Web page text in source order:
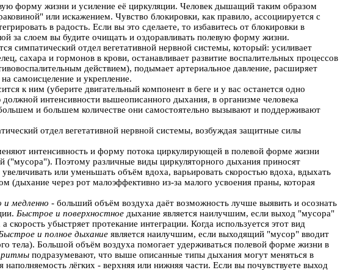
форму жизни и усиление её циркуляции. Человек дышащий таким образом
или искажением. Чувство блокировки, как правило, ассоциируется с
в радость. Если вы это сделаете, то избавитесь от блокировки в
за слоем вы будите очищать и оздоравливать полевую форму жизни.
симпатический отдел вегетативной нервной системы, который: усиливает
сахара и гормонов в крови, останавливает развитие воспалительных процессов
действием), подымает артериальное давление, расширяет
самоисцеление и укрепление.
к ним (уберите двигательный компонент в беге и у вас останется одно
интенсивности вышеописанного дыхания, в организме человека
и большем количестве они самостоятельно вызывают и поддерживают
отдел вегетативной нервной системы, возбуждая защитные силы
интенсивность и форму потока циркулирующей в полевой форме жизни
("мусора"). Поэтому различные виды циркуляторного дыхания приносят
или уменьшать объём вдоха, варьировать скоростью вдоха, вдыхать
через рот малоэффективно из-за малого усвоения праны, которая
и медленно - больший объём воздуха даёт возможность лучше выявить и осознать
Быстрое и поверхностное дыхание является наилучшим, если выход "мусора"
убыстряет протекание интеграции. Когда используется этот вид
и полное дыхание является наилучшим, если выходящий "мусор" вводит
тела). Большой объём воздуха помогает удерживаться полевой форме жизни в
ритмы подразумевают, что выше описанные типы дыхания могут меняться в
лёгких - верхняя или нижняя части. Если вы почувствуете выход